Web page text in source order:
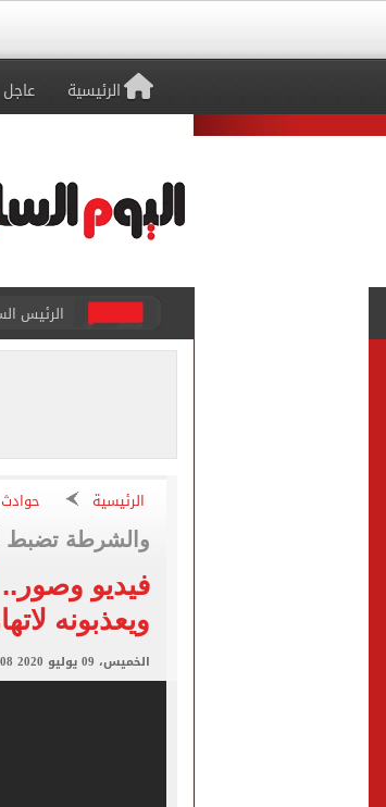
الرئيسية عاجل
الأهلى
فوكس
29 ألف طالب سجلوا رغباتهم fتنسيق المرحلة الأولى للقبول بالجامعات حتى الآن
حفلات U Arena تنطلق مع الهضبة عمرو دياب ضمن «يلا ساحل 2026» بالعلمين الجديدة
الآلاف
هل
«يلا ساحل 2026» يقدم نموذجا جديدا للتسويق السياحى عبر المحتوى التفاعلى
الرئيس
الرئيسية حوادث
والشرطة تضبط
فيديو وصور..
ويعذبونه
الخميس، 09 يوليو 2020 10:08 م